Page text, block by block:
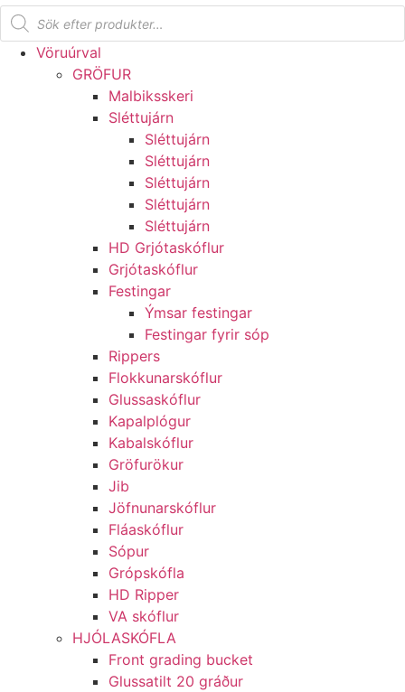
Products
search
Vöruúrval
GRÖFUR
Malbiksskeri
Sléttujárn
Sléttujárn
Sléttujárn
Sléttujárn
Sléttujárn
Sléttujárn
HD Grjótaskóflur
Grjótaskóflur
Festingar
Ýmsar festingar
Festingar fyrir sóp
Rippers
Flokkunarskóflur
Glussaskóflur
Kapalplógur
Kabalskóflur
Gröfurökur
Jib
Jöfnunarskóflur
Fláaskóflur
Sópur
Grópskófla
HD Ripper
VA skóflur
HJÓLASKÓFLA
Front grading bucket
Glussatilt 20 gráður